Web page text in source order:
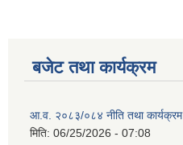
बजेट तथा कार्यक्रम
आ.व. २०८३/०८४ नीति तथा कार्यक्रम
मिति: 06/25/2026 - 07:08